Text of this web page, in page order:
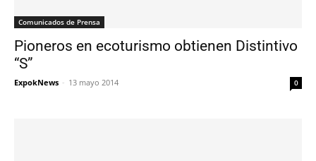
Comunicados de Prensa
Pioneros en ecoturismo obtienen Distintivo
“S”
ExpokNews - 13 mayo 2014 0